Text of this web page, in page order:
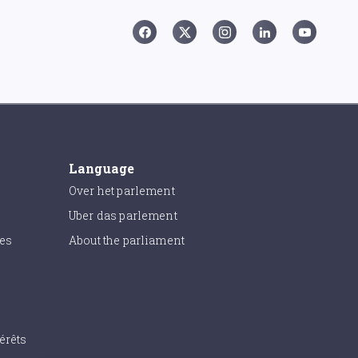
Language
Over het parlement
Uber das parlement
About the parliament